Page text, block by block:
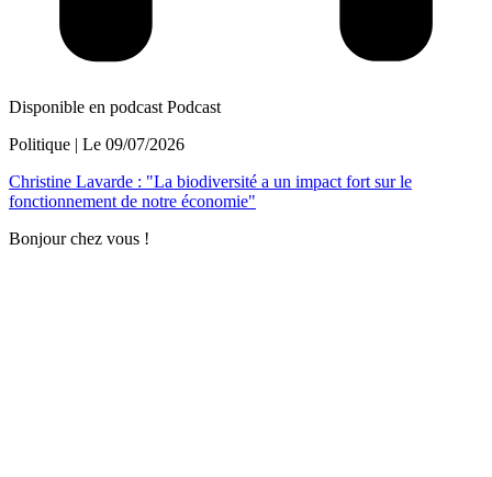
Disponible en podcast Podcast
Politique | Le 09/07/2026
Christine Lavarde : "La biodiversité a un impact fort sur le
fonctionnement de notre économie"
Bonjour chez vous !